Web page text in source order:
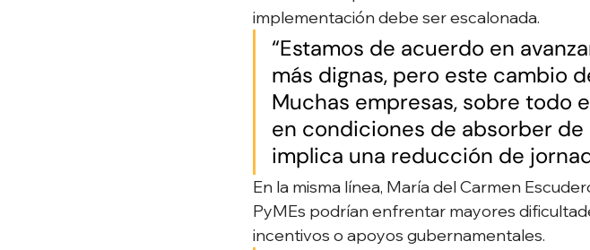
implementación debe ser escalonada.
“Estamos de acuerdo en
más dignas, pero este cambio
Muchas empresas, sobre todo
en condiciones de absorber
implica una reducción de
En la misma línea, María del Carmen
PyMEs podrían enfrentar mayores
incentivos o apoyos gubernamentales.